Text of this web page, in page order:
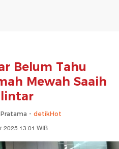
Belum Tahu
Mewah Saaih
- detikHot
2025 13:01 WIB